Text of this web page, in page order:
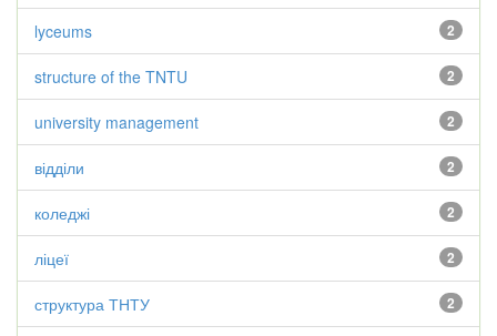
2
lyceums
2
structure of the TNTU
2
university management
2
відділи
2
коледжі
2
ліцеї
2
структура ТНТУ